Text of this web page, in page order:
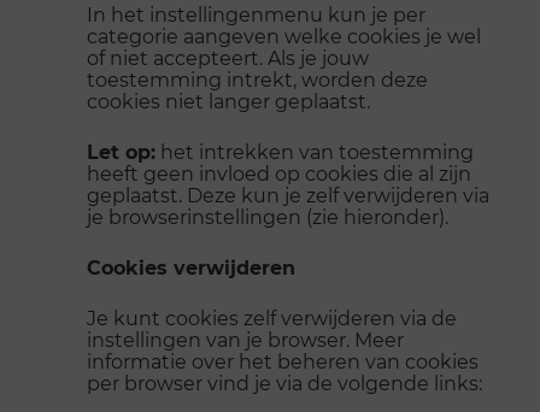
In het instellingenmenu kun je per
categorie aangeven welke cookies je wel
of niet accepteert. Als je jouw
toestemming intrekt, worden deze
cookies niet langer geplaatst.
Let op: het intrekken van toestemming
heeft geen invloed op cookies die al zijn
geplaatst. Deze kun je zelf verwijderen via
je browserinstellingen (zie hieronder).
Cookies verwijderen
Je kunt cookies zelf verwijderen via de
instellingen van je browser. Meer
informatie over het beheren van cookies
per browser vind je via de volgende links: